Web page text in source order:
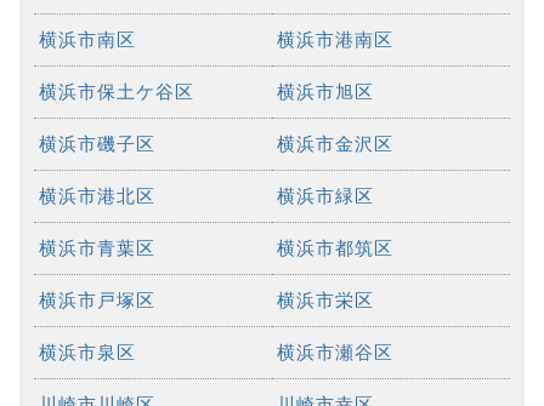
横浜市南区 横浜市港南区
横浜市保土ケ谷区 横浜市旭区
横浜市磯子区 横浜市金沢区
横浜市港北区 横浜市緑区
横浜市青葉区 横浜市都筑区
横浜市戸塚区 横浜市栄区
横浜市泉区 横浜市瀬谷区